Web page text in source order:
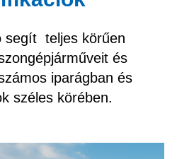
segít teljes körűen
és
iparágban és
széles körében.